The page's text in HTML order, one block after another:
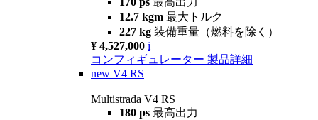
12.7 kgm 最大トルク
227 kg 装備重量（燃料を除く）
¥ 4,527,000 i
コンフィギュレーター 製品詳細
new V4 RS
Multistrada V4 RS
180 ps 最高出力